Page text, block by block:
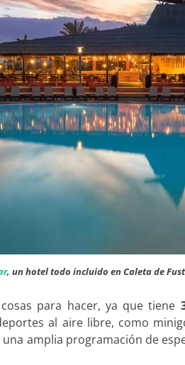
, un hotel todo incluido en Caleta de
para hacer, ya que tiene
al aire libre, como
amplia programación de